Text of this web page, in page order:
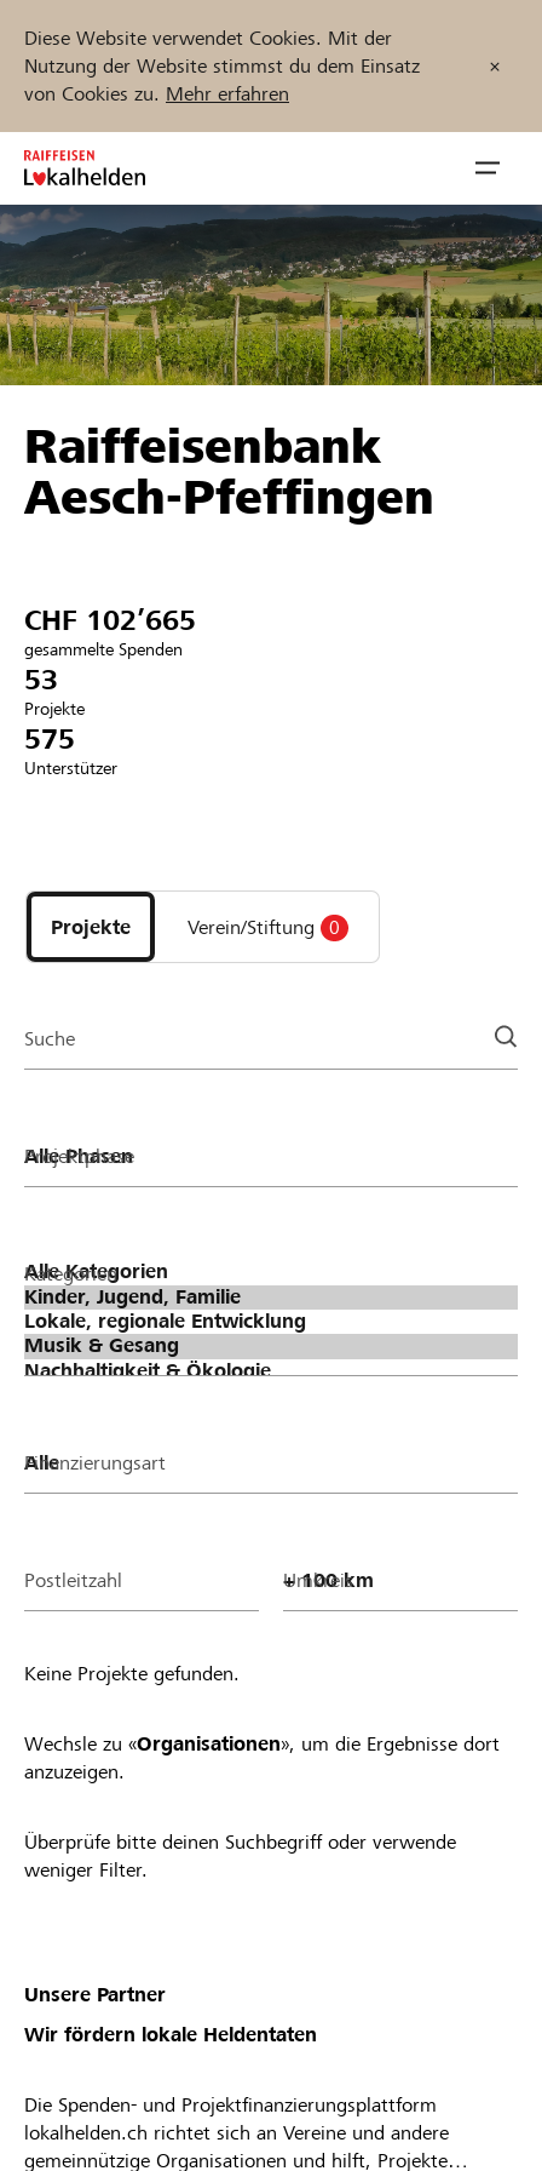
Diese Website verwendet Cookies. Mit der
Nutzung der Website stimmst du dem Einsatz
von Cookies zu. Mehr erfahren
Zum
Inhalt
springen
öffnen
Unterstützen
Hilfe & Support
Anmelden
Projekte und Organisationen finden
Jetzt starten
DE FR IT
Raiffeisenbank
Aesch-Pfeffingen
CHF 102’665
gesammelte Spenden
53
Projekte
575
Unterstützer
Projekte
und
Organisationen
Projekte Verein/Stiftung 0
Suche
Projektphase
Kategorien
Finanzierungsart
Postleitzahl Umkreis
Keine Projekte gefunden.
Wechsle zu «Organisationen», um die Ergebnisse dort
anzuzeigen.
Überprüfe bitte deinen Suchbegriff oder verwende
weniger Filter.
Unsere Partner
Wir fördern lokale Heldentaten
Die Spenden- und Projektfinanzierungsplattform
lokalhelden.ch richtet sich an Vereine und andere
gemeinnützige Organisationen und hilft, Projekte